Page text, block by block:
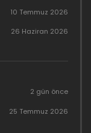
10 Temmuz 2026
26 Haziran 2026
2 gün önce
25 Temmuz 2026